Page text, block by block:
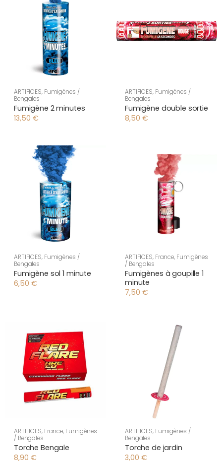
ARTIFICES, Fumigènes /
Bengales
Fumigène 2 minutes
13,50 €
ARTIFICES, Fumigènes /
Bengales
Fumigène double sortie
8,50 €
ARTIFICES, Fumigènes /
Bengales
Fumigène sol 1 minute
6,50 €
ARTIFICES, France, Fumigènes
/ Bengales
Fumigènes à goupille 1
minute
7,50 €
ARTIFICES, France, Fumigènes
/ Bengales
Torche Bengale
8,90 €
ARTIFICES, Fumigènes /
Bengales
Torche de jardin
3,00 €